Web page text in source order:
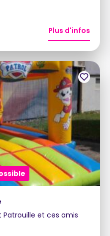
Plus d'infos
Patrouille et ces amis